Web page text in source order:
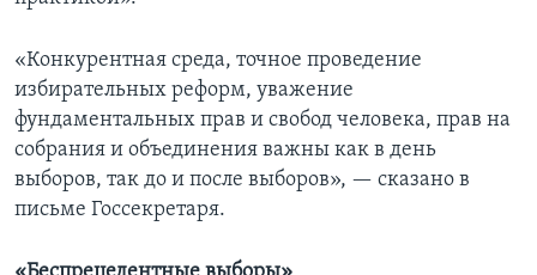
«Конкурентная среда, точное проведение
избирательных реформ, уважение
фундаментальных прав и свобод человека, прав на
собрания и объединения важны как в день
выборов, так до и после выборов», — сказано в
письме Госсекретаря.